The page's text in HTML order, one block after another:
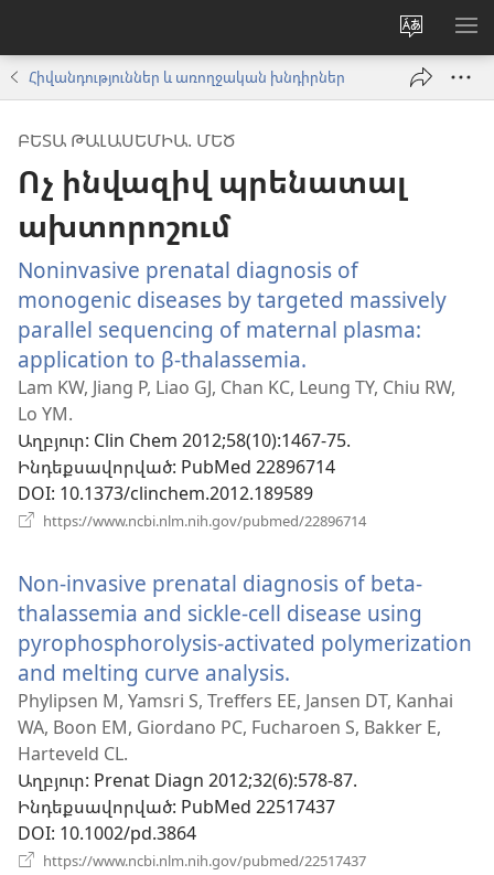
Փոխել
կայքի
լեզուն
Հիվանդություններ և առողջական խնդիրներ
ԲԵՏԱ ԹԱԼԱՍԵՄԻԱ. ՄԵԾ
Ոչ ինվազիվ պրենատալ
ախտորոշում
Noninvasive prenatal diagnosis of
monogenic diseases by targeted massively
parallel sequencing of maternal plasma:
application to β-thalassemia.
է
պատուհան)
Lam KW, Jiang P, Liao GJ, Chan KC, Leung TY, Chiu RW,
Lo YM.
Աղբյուր‎: Clin Chem 2012;58(10):1467-75.
Ինդեքսավորված‎: PubMed 22896714
DOI‎: 10.1373/clinchem.2012.189589
https://www.ncbi.nlm.nih.gov/pubmed/22896714
պատուհան)
Non-invasive prenatal diagnosis of beta-
thalassemia and sickle-cell disease using
pyrophosphorolysis-activated polymerization
and melting curve analysis.
է
նոր
Phylipsen M, Yamsri S, Treffers EE, Jansen DT, Kanhai
WA, Boon EM, Giordano PC, Fucharoen S, Bakker E,
Harteveld CL.
Աղբյուր‎: Prenat Diagn 2012;32(6):578-87.
Ինդեքսավորված‎: PubMed 22517437
DOI‎: 10.1002/pd.3864
https://www.ncbi.nlm.nih.gov/pubmed/22517437